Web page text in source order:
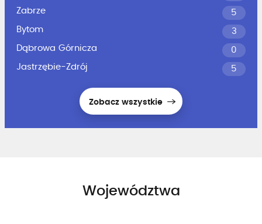
Zabrze
5
Bytom
3
Dąbrowa Górnicza
0
Jastrzębie-Zdrój
5
Zobacz wszystkie
Województwa